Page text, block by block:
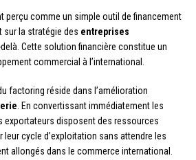
perçu comme un simple outil de financement
sur la stratégie des entreprises
Cette solution financière constitue un
commercial à l’international.
factoring réside dans l’amélioration
. En convertissant immédiatement les
exportateurs disposent des ressources
cycle d’exploitation sans attendre les
allongés dans le commerce international.